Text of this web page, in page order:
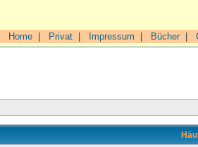
Home Privat Impressum Bücher|